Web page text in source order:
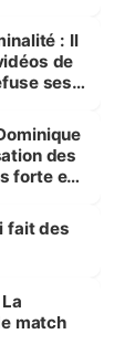
: Il
de
ses
des
forte et
»
fait des
match